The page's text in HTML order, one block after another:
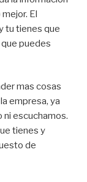
El
tu tienes que
puedes
mas cosas
empresa, ya
ni escuchamos.
tienes y
de